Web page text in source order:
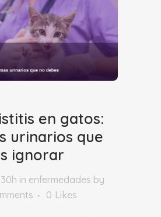
en gatos:
urinarios que
ignorar
in enfermedades by
0 Likes